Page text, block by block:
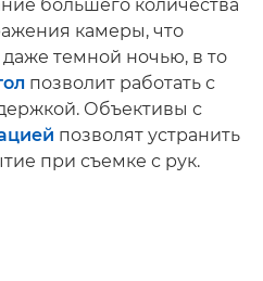
большего количества
камеры, что
темной ночью, в то
позволит работать с
Объективы с
позволят устранить
при съемке с рук.